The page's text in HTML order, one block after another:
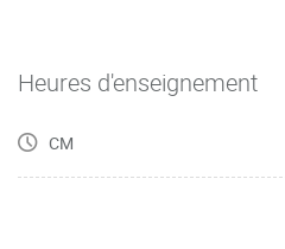
Heures d'enseignement
CM